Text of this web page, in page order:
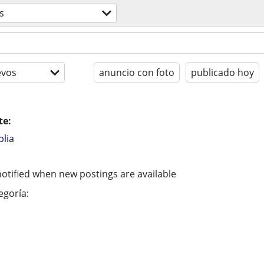
anuncio con foto publicado hoy
when new postings are available